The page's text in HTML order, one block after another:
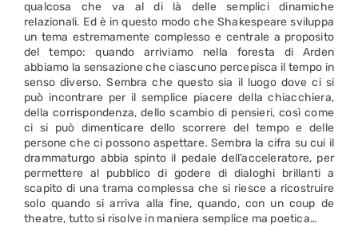
qualcosa che va al di là delle semplici dinamiche
relazionali. Ed è in questo modo che Shakespeare sviluppa
un tema estremamente complesso e centrale a proposito
del tempo: quando arriviamo nella foresta di Arden
abbiamo la sensazione che ciascuno percepisca il tempo in
senso diverso. Sembra che questo sia il luogo dove ci si
può incontrare per il semplice piacere della chiacchiera,
della corrispondenza, dello scambio di pensieri, così come
ci si può dimenticare dello scorrere del tempo e delle
persone che ci possono aspettare. Sembra la cifra su cui il
drammaturgo abbia spinto il pedale dell’acceleratore, per
permettere al pubblico di godere di dialoghi brillanti a
scapito di una trama complessa che si riesce a ricostruire
solo quando si arriva alla fine, quando, con un coup de
theatre, tutto si risolve in maniera semplice ma poetica…